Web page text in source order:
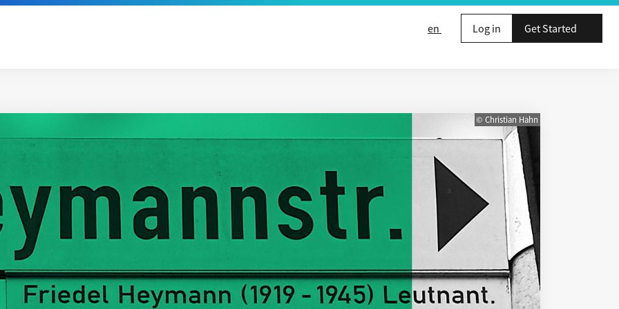
en
Log in Get Started
© Christian Hahn